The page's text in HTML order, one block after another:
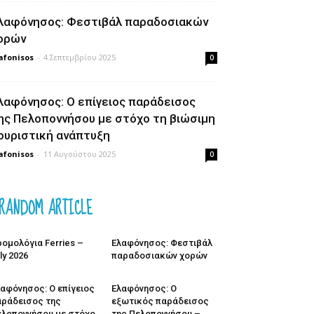
Φεστιβάλ παραδοσιακών
- 4 Σεπτεμβρίου 2025 0
Ο επίγειος παράδεισος
Πελοποννήσου με στόχο τη βιώσιμη
ανάπτυξη
- 11 Αυγούστου 2025 0
ARTICLE
Ferries –
2026
Ελαφόνησος: Φεστιβάλ
παραδοσιακών χορών
Ο επίγειος
της
Ελαφόνησος: Ο
εξωτικός παράδεισος